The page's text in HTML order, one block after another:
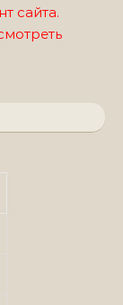
сайта.